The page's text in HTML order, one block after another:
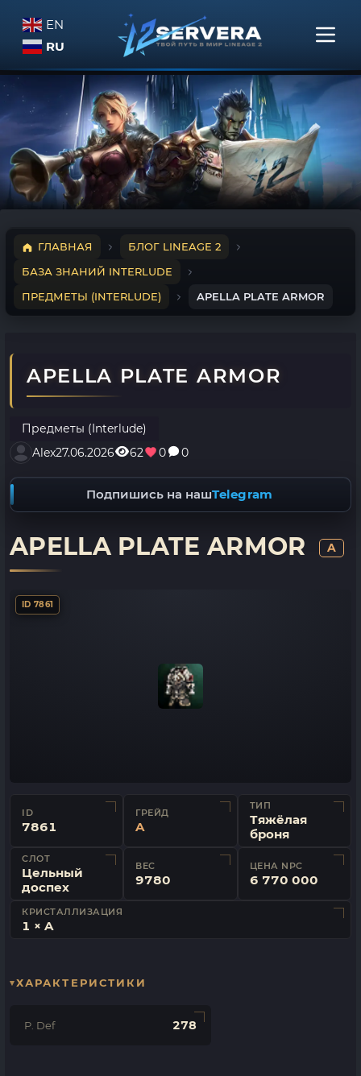
EN
RU
ГЛАВНАЯ
БЛОГ LINEAGE 2
БАЗА ЗНАНИЙ INTERLUDE
ПРЕДМЕТЫ (INTERLUDE)
APELLA PLATE ARMOR
APELLA PLATE ARMOR
Предметы (Interlude)
Alex27.06.2026 62 0 0
Подпишись на нашTelegram
APELLA PLATE ARMOR A
ID 7861
ID
7861
ГРЕЙД
A
ТИП
Тяжёлая
броня
СЛОТ
Цельный
доспех
ВЕС
9780
ЦЕНА NPC
6 770 000
КРИСТАЛЛИЗАЦИЯ
1 × A
ХАРАКТЕРИСТИКИ
P. Def 278